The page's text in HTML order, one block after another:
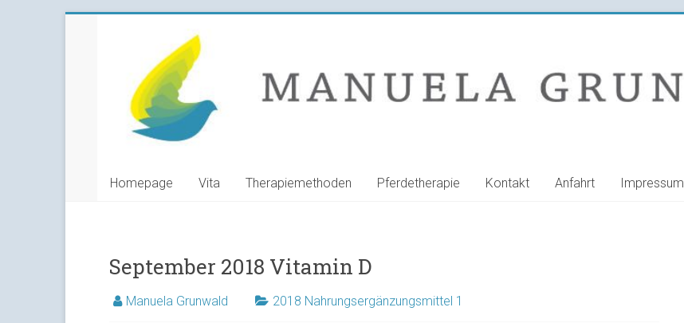
Manuela
Grunwald
Heilpraktikerin
Homepage Vita Therapiemethoden Pferdetherapie Kontakt Anfahrt Impressum
September 2018 Vitamin D
Manuela Grunwald 2018 Nahrungsergänzungsmittel 1